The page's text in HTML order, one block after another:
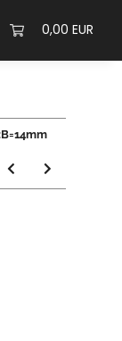
0,00 EUR